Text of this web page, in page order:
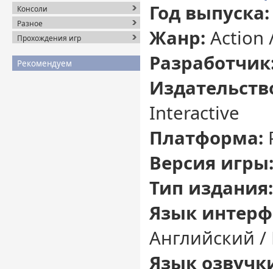
Консоли
Разное
Прохождения игр
Рекомендуем
Год выпуска:
Жанр: Action
Interactive
Платформа:
Версия игры:
Тип издания:
Язык
Английский /
Язык